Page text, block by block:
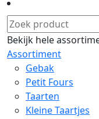
Bekijk hele
Assortiment
Gebak
Petit Fours
Taarten
Kleine Taartjes